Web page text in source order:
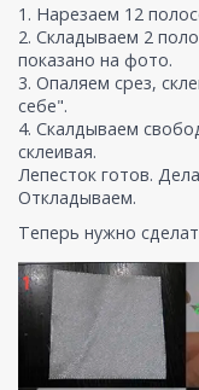
1. Нарезаем 12
2. Складываем 2
показано на фото.
3. Опаляем срез,
себе".
4. Скалдываем
склеивая.
Лепесток готов.
Откладываем.
Теперь нужно